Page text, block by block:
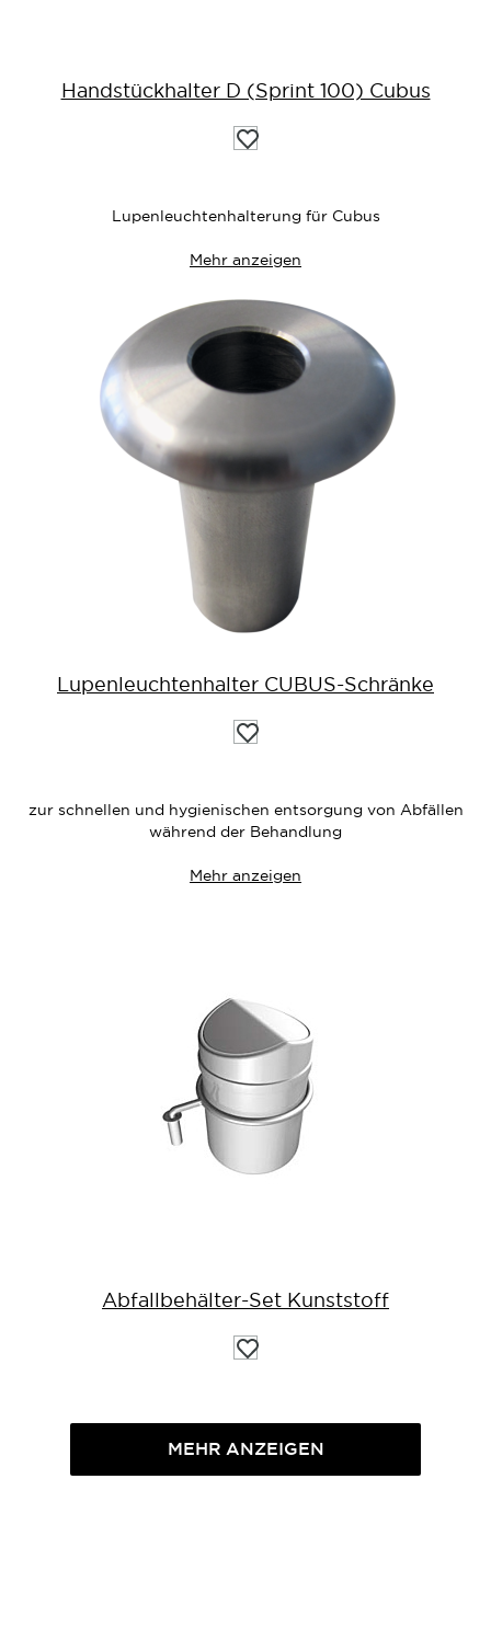
Handstückhalter D (Sprint 100) Cubus
Auf
die
Lupenleuchtenhalterung für Cubus
Mehr anzeigen
Lupenleuchtenhalter CUBUS-Schränke
Auf
die
zur schnellen und hygienischen entsorgung von Abfällen
während der Behandlung
Mehr anzeigen
Abfallbehälter-Set Kunststoff
Auf
die
MEHR ANZEIGEN